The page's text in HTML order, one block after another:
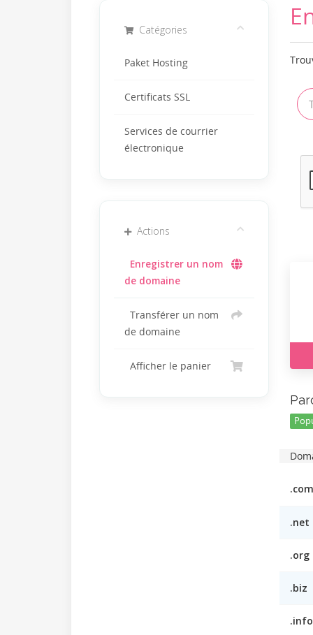
Catégories
Paket Hosting
Certificats SSL
Services de courrier
électronique
Actions
Enregistrer un nom
de domaine
Transférer un nom
de domaine
Afficher le panier
.com
.net
.org
.biz
.info